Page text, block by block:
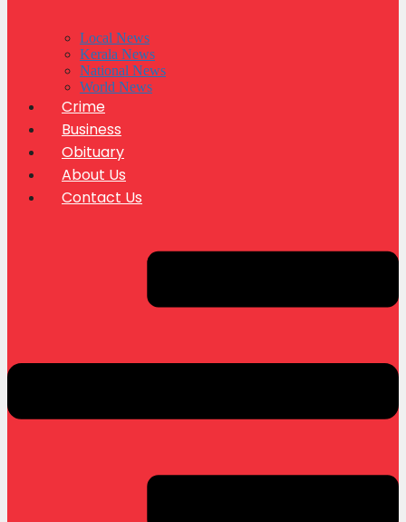
Local News
Kerala News
National News
World News
Crime
Business
Obituary
About Us
Contact Us